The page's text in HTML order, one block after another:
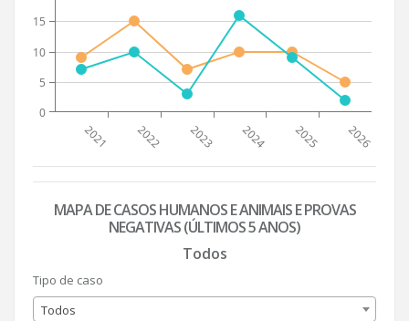
0
5
10
15
2021 2022 2023 2024 2025 2026
MAPA DE CASOS HUMANOS E ANIMAIS E PROVAS
NEGATIVAS (ÚLTIMOS 5 ANOS)
Todos
Tipo de caso
Todos